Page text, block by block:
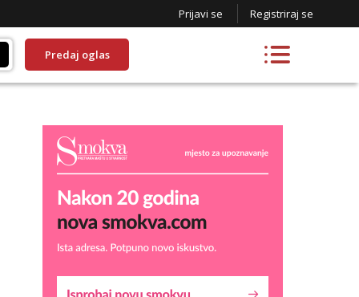
Prijavi se Registriraj se
Predaj oglas